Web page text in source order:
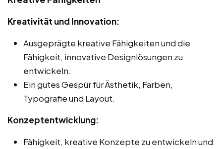
Kreativität und Innovation:
Ausgeprägte kreative Fähigkeiten und die
Fähigkeit, innovative Designlösungen zu
entwickeln.
Ein gutes Gespür für Ästhetik, Farben,
Typografie und Layout.
Konzeptentwicklung:
Fähigkeit, kreative Konzepte zu entwickeln und